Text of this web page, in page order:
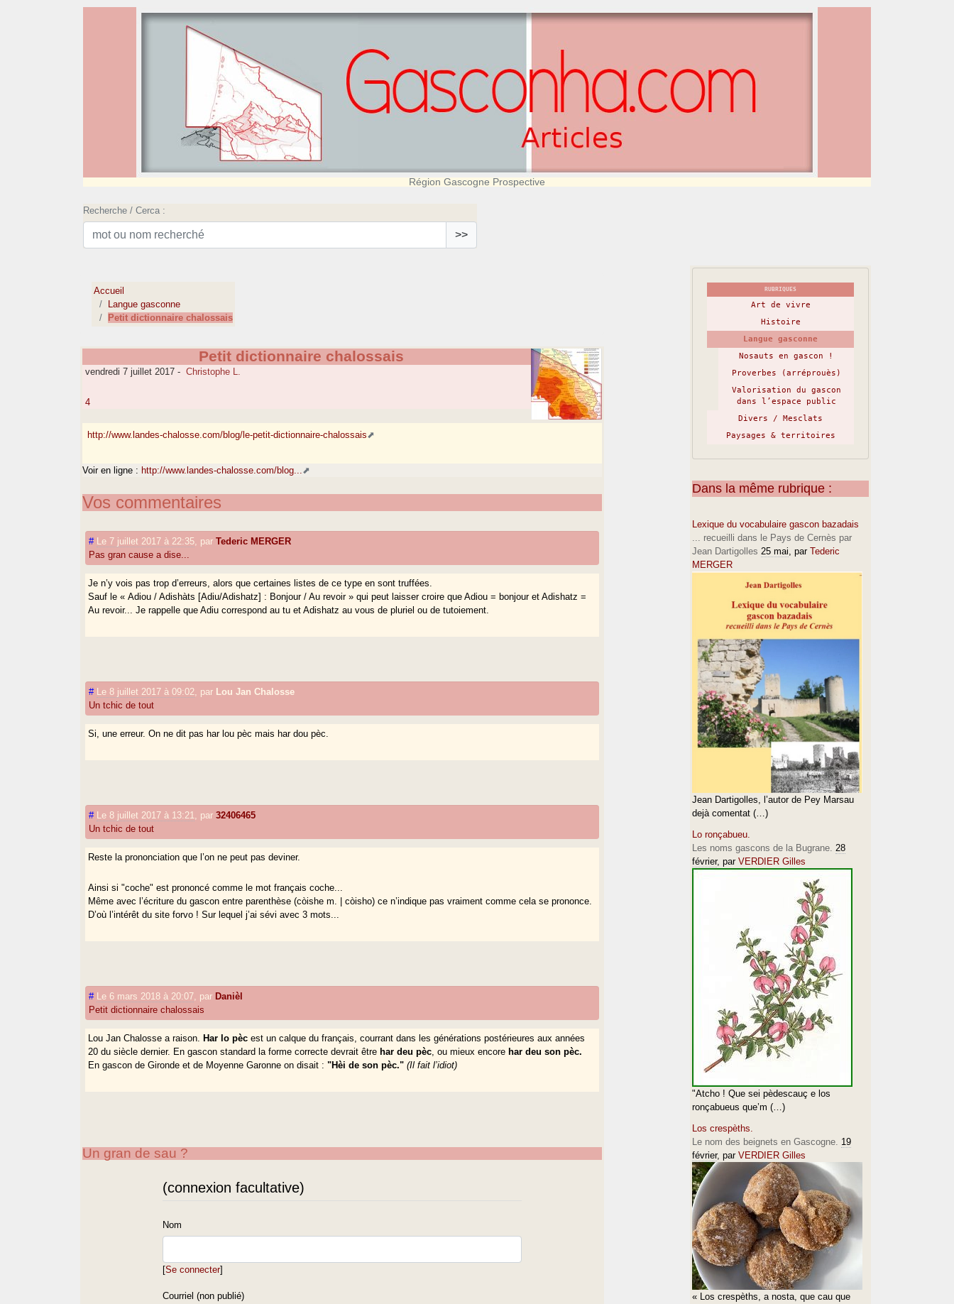
Région Gascogne Prospective
Recherche / Cerca :
>>
Accueil
Langue gasconne
Petit dictionnaire chalossais
Petit dictionnaire chalossais
vendredi 7 juillet 2017 - Christophe L.
4
http://www.landes-chalosse.com/blog/le-petit-dictionnaire-chalossais
Voir en ligne : http://www.landes-chalosse.com/blog...
Vos commentaires
# Le 7 juillet 2017 à 22:35 parTederic MERGER
Pas gran cause a dise...
Je n’y vois pas trop d’erreurs, alors que certaines listes de ce type en sont truffées.
Sauf le « Adiou / Adishàts [Adiu/Adishatz] : Bonjour / Au revoir » qui peut laisser croire que Adiou = bonjour et Adishatz =
Au revoir... Je rappelle que Adiu correspond au tu et Adishatz au vous de pluriel ou de tutoiement.
# Le 8 juillet 2017 à 09:02 par Lou Jan Chalosse
Un tchic de tout
Si, une erreur. On ne dit pas har lou pèc mais har dou pèc.
# Le 8 juillet 2017 à 13:21 par32406465
Un tchic de tout
Reste la prononciation que l’on ne peut pas deviner.
Ainsi si "coche" est prononcé comme le mot français coche...
Même avec l’écriture du gascon entre parenthèse (còishe m. | còisho) ce n’indique pas vraiment comme cela se prononce.
D’où l’intérêt du site forvo ! Sur lequel j’ai sévi avec 3 mots...
# Le 6 mars 2018 à 20:07 par Danièl
Petit dictionnaire chalossais
Lou Jan Chalosse a raison.Har lo pèc est un calque du français, courrant dans les générations postérieures aux années
20 du siècle dernier. En gascon standard la forme correcte devrait êtrehar deu pèc , ou mieux encorehar deu son pèc.
En gascon de Gironde et de Moyenne Garonne on disait :"Hèi de son pèc." (Il fait l’idiot)
Un gran de sau ?
(connexion facultative)
Nom
[Se connecter]
Courriel (non publié)
RUBRIQUES
Art de vivre
Histoire
Langue gasconne
Nosauts en gascon !
Proverbes (arréprouès)
Valorisation du gascon
dans l’espace public
Divers / Mesclats
Paysages & territoires
Dans la même rubrique :
Lexique du vocabulaire gascon bazadais
... recueilli dans le Pays de Cernès par
Jean Dartigolles 25 mai, par Tederic
MERGER
Jean Dartigolles, l’autor de Pey Marsau
dejà comentat (…)
Lo ronçabueu.
Les noms gascons de la Bugrane. 28
février, par VERDIER Gilles
"Atcho ! Que sei pèdescauç e los
ronçabueus que’m (…)
Los crespèths.
Le nom des beignets en Gascogne. 19
février, par VERDIER Gilles
« Los crespèths, a nosta, que cau que